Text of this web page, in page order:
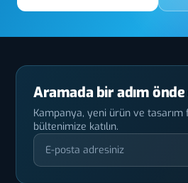
Aramada bir adım
Kampanya, yeni ürün ve
bültenimize katılın.